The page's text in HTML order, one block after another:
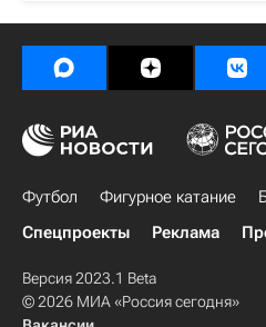
Футбол Фигурное катание
Спецпроекты
Реклама
Версия 2023.1 Beta
© 2026 МИА «Россия сегодня»